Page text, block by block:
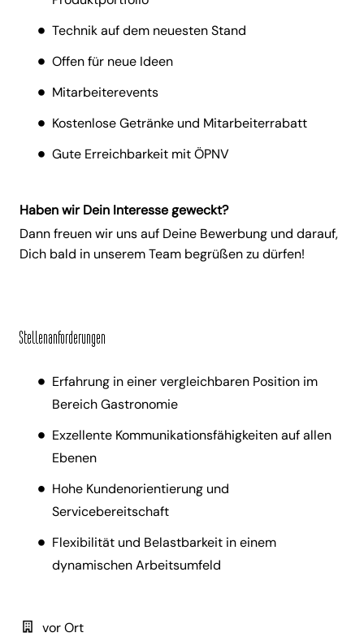
Technik auf dem neuesten Stand
Offen für neue Ideen
Mitarbeiterevents
Kostenlose Getränke und Mitarbeiterrabatt
Gute Erreichbarkeit mit ÖPNV
Haben wir Dein Interesse geweckt?
Dann freuen wir uns auf Deine Bewerbung und darauf,
Dich bald in unserem Team begrüßen zu dürfen!
Stellenanforderungen
Erfahrung in einer vergleichbaren Position im
Bereich Gastronomie
Exzellente Kommunikationsfähigkeiten auf allen
Ebenen
Hohe Kundenorientierung und
Servicebereitschaft
Flexibilität und Belastbarkeit in einem
dynamischen Arbeitsumfeld
vor Ort